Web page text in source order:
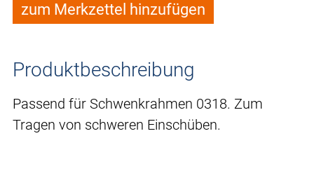
zum Merkzettel hinzufügen
Produktbeschreibung
Passend für Schwenkrahmen 0318. Zum
Tragen von schweren Einschüben.